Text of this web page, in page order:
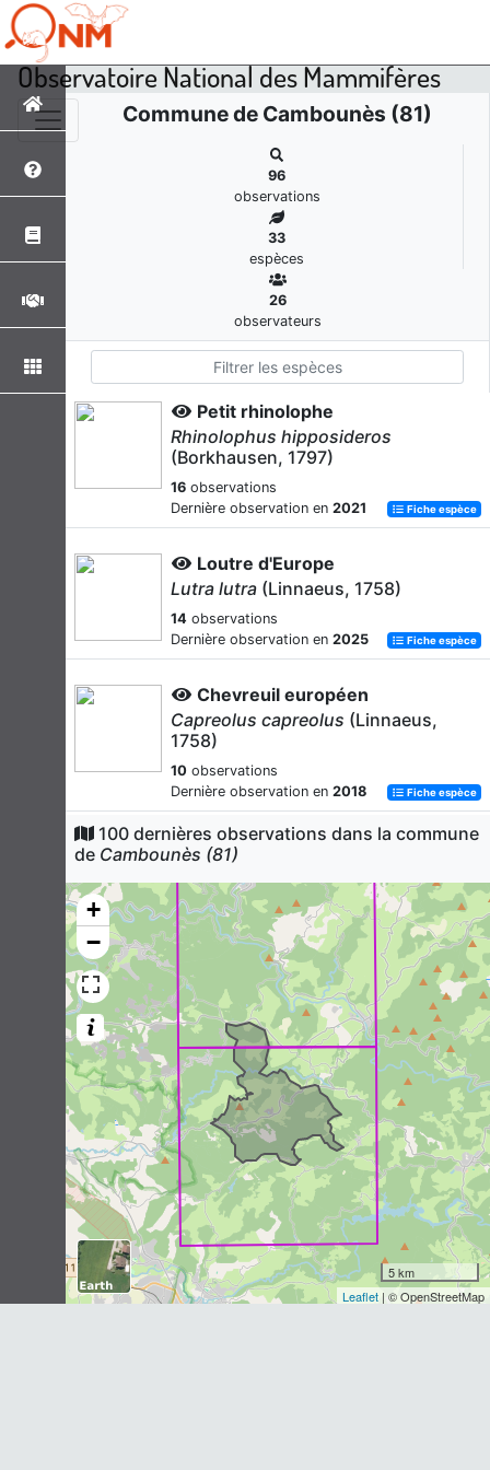
Observatoire National des Mammifères
Commune de Cambounès (81)
96
observations
33
espèces
26
observateurs
Petit rhinolophe
Rhinolophus hipposideros
(Borkhausen, 1797)
16 observations
Dernière observation en 2021 Fiche espèce
Loutre d'Europe
Lutra lutra (Linnaeus, 1758)
14 observations
Dernière observation en 2025 Fiche espèce
Chevreuil européen
Capreolus capreolus (Linnaeus,
1758)
10 observations
Dernière observation en 2018 Fiche espèce
Grand rhinolophe
(Schreber, 1774)
6 observations
Dernière observation en 2014 Fiche espèce
Pipistrelle commune
Pipistrellus pipistrellus(Schreber,
1774)
4observations
Dernière observation en2001 Fiche espèce
Renard roux
Vulpes vulpes(Linnaeus, 1758)
4observations
Dernière observation en 2022 Fiche espèce
Blaireau européen
Meles meles (Linnaeus, 1758)
100 dernières observations dans la commune
de Cambounès (81)
+
−
5 km
Leaflet | © OpenStreetMap